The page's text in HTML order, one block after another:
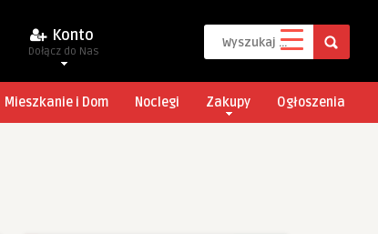
Konto
Dołącz do Nas
Mieszkanie i Dom Noclegi Zakupy Ogłoszenia